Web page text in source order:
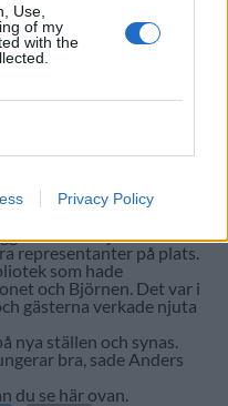
Use,
of my
with the
Privacy Policy
takeover.
bjöd på en bra
Göteborgs Nya Bryggeri
som verkade passa
också flera
öl erbjöds till
representanter på plats.
som hade
och Björnen. Det var i
gästerna verkade njuta
nya ställen och synas.
bra, sade Anders
du se här ovan.